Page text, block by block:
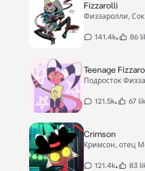
Fizzarolli
Физзаролли,
141.4k• 86
Teenage
Подросток
121.5k• 67
Crimson
Кримсон, отец
121.4k• 83